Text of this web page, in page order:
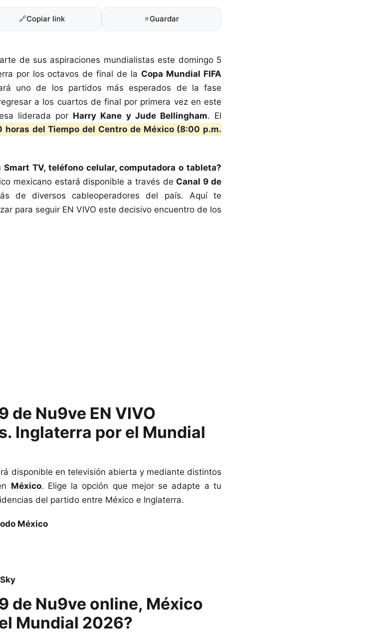
🔗Copiar link ⭐Guardar
de sus aspiraciones mundialistas este domingo 5
por los octavos de final de la Copa Mundial FIFA
uno de los partidos más esperados de la fase
a los cuartos de final por primera vez en este
liderada por Harry Kane y Jude Bellingham. El
horas del Tiempo del Centro de México (8:00 p.m.
TV, teléfono celular, computadora o tableta?
mexicano estará disponible a través de Canal 9 de
de diversos cableoperadores del país. Aquí te
para seguir EN VIVO este decisivo encuentro de los
de Nu9ve EN VIVO
Inglaterra por el Mundial
disponible en televisión abierta y mediante distintos
México. Elige la opción que mejor se adapte a tu
del partido entre México e Inglaterra.
México
Sky
de Nu9ve online, México
Mundial 2026?